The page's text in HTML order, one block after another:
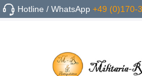
Hotline / WhatsApp+49 (0)170-